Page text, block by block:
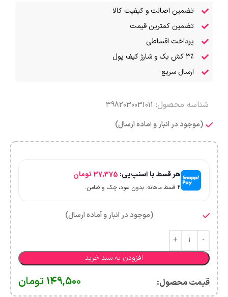
تضمین اصالت و کیفیت کالا
تضمین کمترین قیمت
پرداخت اقساطی
۳٪ کش بک و شارژ کیف پول
ارسال سریع
شناسه محصول: 3982030031011
(موجود در انبار و آماده ارسال)
هر قسط با اسنپ‌پی: 37,375 تومان
۴ قسط ماهانه. بدون سود، چک و ضامن.
(موجود در انبار و آماده ارسال)
افزودن به سبد خرید
قیمت محصول:​ 149,500 تومان